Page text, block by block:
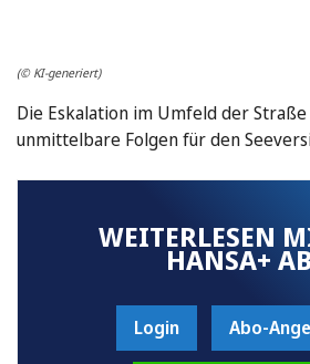
(© KI-generiert)
Die Eskalation im Umfeld der
unmittelbare Folgen für den
WEITERLESEN
HANSA+
Login Abo-